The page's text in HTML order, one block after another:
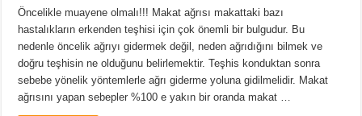
Öncelikle muayene olmalı!!! Makat ağrısı makattaki bazı
hastalıkların erkenden teşhisi için çok önemli bir bulgudur. Bu
nedenle öncelik ağrıyı gidermek değil, neden ağrıdığını bilmek ve
doğru teşhisin ne olduğunu belirlemektir. Teşhis konduktan sonra
sebebe yönelik yöntemlerle ağrı giderme yoluna gidilmelidir. Makat
ağrısını yapan sebepler %100 e yakın bir oranda makat …